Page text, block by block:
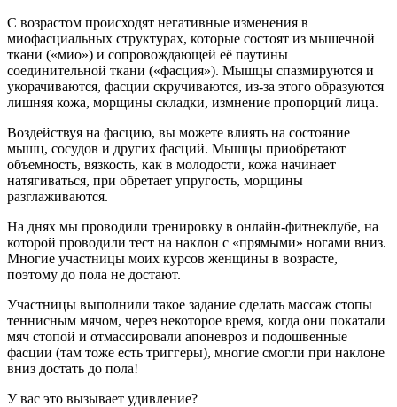
С возрастом происходят негативные изменения в
миофасциальных структурах, которые состоят из мышечной
ткани («мио») и сопровождающей её паутины
соединительной ткани («фасция»). Мышцы спазмируются и
укорачиваются, фасции скручиваются, из-за этого образуются
лишняя кожа, морщины складки, измнение пропорций лица.
Воздействуя на фасцию, вы можете влиять на состояние
мышц, сосудов и других фасций. Мышцы приобретают
объемность, вязкость, как в молодости, кожа начинает
натягиваться, при обретает упругость, морщины
разглаживаются.
На днях мы проводили тренировку в онлайн-фитнеклубе, на
которой проводили тест на наклон с «прямыми» ногами вниз.
Многие участницы моих курсов женщины в возрасте,
поэтому до пола не достают.
Участницы выполнили такое задание сделать массаж стопы
теннисным мячом, через некоторое время, когда они покатали
мяч стопой и отмассировали апоневроз и подошвенные
фасции (там тоже есть триггеры), многие смогли при наклоне
вниз достать до пола!
У вас это вызывает удивление?